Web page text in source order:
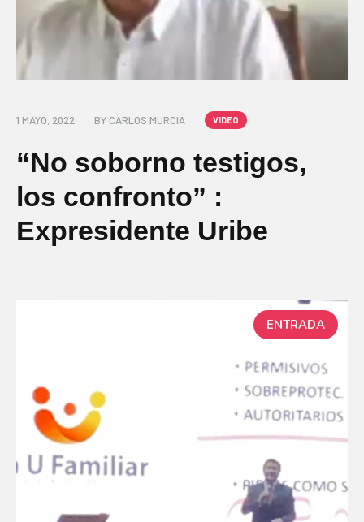
1 MAYO, 2022 BY CARLOS MURCIA VIDEO
“No soborno testigos,
los confronto” :
Expresidente Uribe
ENTRADA